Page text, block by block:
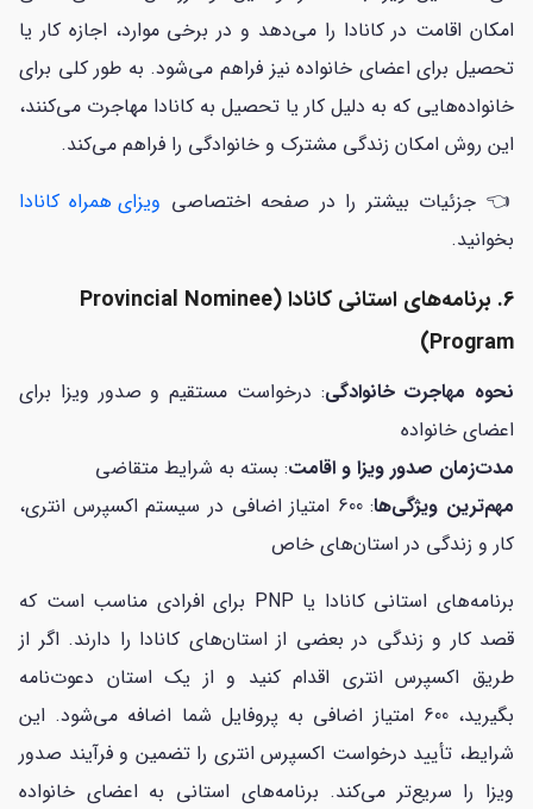
امکان اقامت در کانادا را می‌دهد و در برخی موارد، اجازه کار یا
تحصیل برای اعضای خانواده نیز فراهم می‌شود. به طور کلی برای
خانواده‌هایی که به دلیل کار یا تحصیل به کانادا مهاجرت می‌کنند،
این روش امکان زندگی مشترک و خانوادگی را فراهم می‌کند.
👈 جزئیات بیشتر را در صفحه اختصاصی ویزای همراه کانادا
بخوانید.
6. برنامه‌های استانی کانادا (Provincial Nominee
Program)
نحوه مهاجرت خانوادگی: درخواست مستقیم و صدور ویزا برای
اعضای خانواده
مدت‌زمان صدور ویزا و اقامت: بسته به شرایط متقاضی
مهم‌ترین ویژگی‌ها
: 600 امتیاز اضافی در سیستم اکسپرس انتری،
کار و زندگی در استان‌های خاص
برنامه‌های استانی کانادا یا PNP برای افرادی مناسب است که
قصد کار و زندگی در بعضی از استان‌های کانادا را دارند. اگر از
طریق اکسپرس انتری اقدام کنید و از یک استان دعوت‌نامه
بگیرید، 600 امتیاز اضافی به پروفایل شما اضافه می‌شود. این
شرایط، تأیید درخواست اکسپرس انتری را تضمین و فرآیند صدور
ویزا را سریع‌تر می‌کند. برنامه‌های استانی به اعضای خانواده